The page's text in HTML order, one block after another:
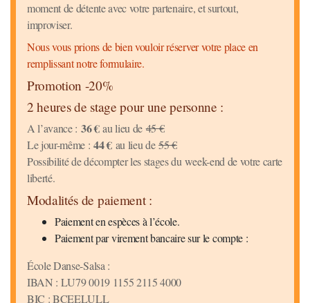
moment de détente avec votre partenaire, et surtout,
improviser.
Nous vous prions de bien vouloir réserver votre place en
remplissant notre formulaire.
Promotion -20%
2 heures de stage pour une personne :
A l’avance : 36 €au lieu de45 €
Le jour-même :44 €au lieu de55 €
Possibilité de décompter les stages du week-end de votre carte
liberté.
Modalités de paiement :
Paiement en espèces à l’école.
Paiement par virement bancaire sur le compte :
École Danse-Salsa :
IBAN : LU79 0019 1155 2115 4000
BIC : BCEELULL